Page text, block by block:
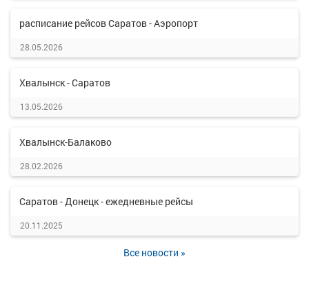
расписание рейсов Саратов - Аэропорт
28.05.2026
Хвалынск - Саратов
13.05.2026
Хвалынск-Балаково
28.02.2026
Саратов - Донецк - ежедневные рейсы
20.11.2025
Все новости »